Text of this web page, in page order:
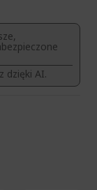
dzięki AI.